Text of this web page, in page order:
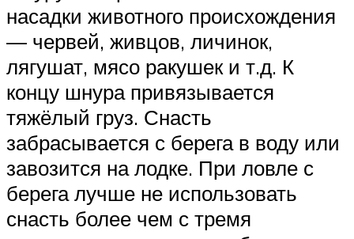
насадки животного происхождения
— червей, живцов, личинок,
лягушат, мясо ракушек и т.д. К
концу шнура привязывается
тяжёлый груз. Снасть
забрасывается с берега в воду или
завозится на лодке. При ловле с
берега лучше не использовать
снасть более чем с тремя